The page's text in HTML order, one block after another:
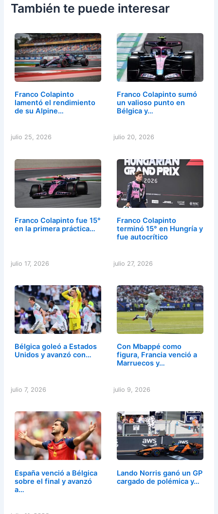
También te puede interesar
Franco Colapinto
lamentó el rendimiento
de su Alpine…
julio 25, 2026
Franco Colapinto sumó
un valioso punto en
Bélgica y…
julio 20, 2026
Franco Colapinto fue 15°
en la primera práctica…
julio 17, 2026
Franco Colapinto
terminó 15° en Hungría y
fue autocrítico
julio 27, 2026
Bélgica goleó a Estados
Unidos y avanzó con…
julio 7, 2026
Con Mbappé como
figura, Francia venció a
Marruecos y…
julio 9, 2026
España venció a Bélgica
sobre el final y avanzó
a…
Lando Norris ganó un GP
cargado de polémica y…